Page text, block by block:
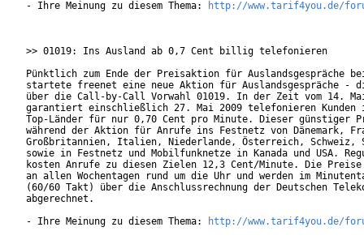
- Ihre Meinung zu diesem Thema:
http://www.tarif4you.de/
>> 01019: Ins Ausland ab 0,7 Cent billig telefonieren
Pünktlich zum Ende der Preisaktion für Auslandsgespräche
startete freenet eine neue Aktion für Auslandsgespräche -
über die Call-by-Call Vorwahl 01019. In der Zeit vom 14.
garantiert einschließlich 27. Mai 2009 telefonieren Kunden
Top-Länder für nur 0,70 Cent pro Minute. Dieser günstiger
während der Aktion für Anrufe ins Festnetz von Dänemark,
Großbritannien, Italien, Niederlande, Österreich, Schweiz,
sowie in Festnetz und Mobilfunknetze in Kanada und USA.
kosten Anrufe zu diesen Zielen 12,3 Cent/Minute. Die
an allen Wochentagen rund um die Uhr und werden im
(60/60 Takt) über die Anschlussrechnung der Deutschen
abgerechnet.
- Ihre Meinung zu diesem Thema:
http://www.tarif4you.de/